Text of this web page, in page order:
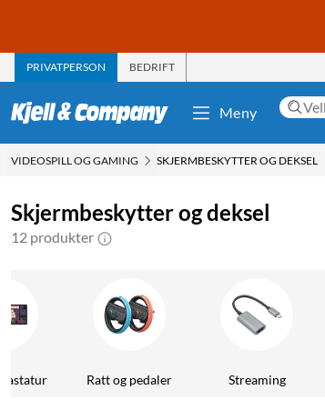
PRIVATPERSON BEDRIFT
Meny
VIDEOSPILL OG GAMING SKJERMBESKYTTER OG DEKSEL
Skjermbeskytter og deksel
12 produkter
tastatur Ratt og pedaler Streaming